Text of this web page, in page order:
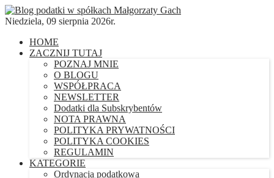
Niedziela, 09 sierpnia 2026r.
HOME
ZACZNIJ TUTAJ
POZNAJ MNIE
O BLOGU
WSPÓŁPRACA
NEWSLETTER
Dodatki dla Subskrybentów
NOTA PRAWNA
POLITYKA PRYWATNOŚCI
POLITYKA COOKIES
REGULAMIN
KATEGORIE
Ordynacja podatkowa